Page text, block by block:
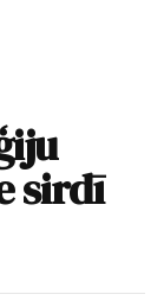
sirdī